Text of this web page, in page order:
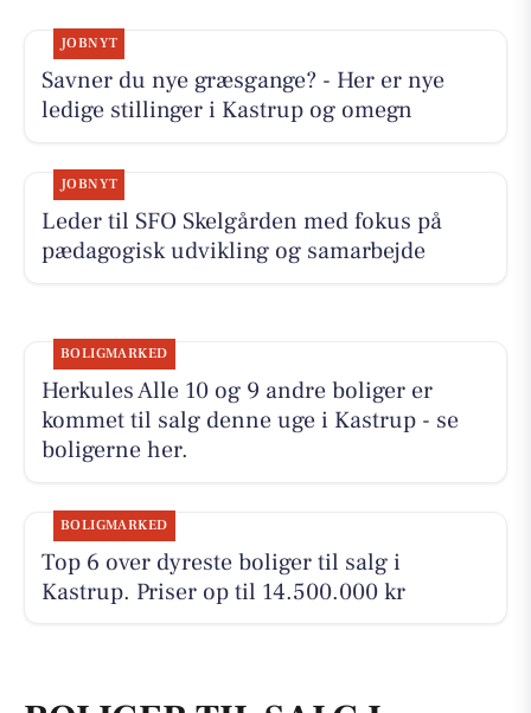
JOBNYT
Savner du nye græsgange? - Her er nye
ledige stillinger i Kastrup og omegn
JOBNYT
Leder til SFO Skelgården med fokus på
pædagogisk udvikling og samarbejde
BOLIGMARKED
Herkules Alle 10 og 9 andre boliger er
kommet til salg denne uge i Kastrup - se
boligerne her.
BOLIGMARKED
Top 6 over dyreste boliger til salg i
Kastrup. Priser op til 14.500.000 kr